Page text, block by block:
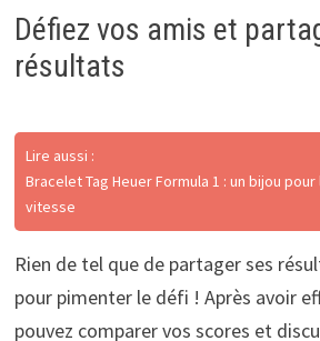
Défiez vos amis et
résultats
Lire aussi :
Bracelet Tag Heuer Formula 1 : un bijou
vitesse
Rien de tel que de partager ses
pour pimenter le défi ! Après avoir
pouvez comparer vos scores et